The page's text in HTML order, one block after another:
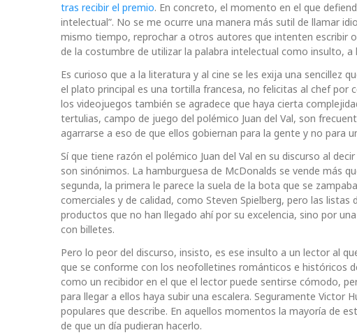
tras recibir el premio. En concreto, el momento en el que
intelectual”. No se me ocurre una manera más sutil de llamar
mismo tiempo, reprochar a otros autores que intenten escribir
de la costumbre de utilizar la palabra intelectual como insulto, a
Es curioso que a la literatura y al cine se les exija una sencillez
el plato principal es una tortilla francesa, no felicitas al chef por
los videojuegos también se agradece que haya cierta
tertulias, campo de juego del polémico Juan del Val, son
agarrarse a eso de que ellos gobiernan para la gente y no para
Sí que tiene razón el polémico Juan del Val en su discurso al
son sinónimos. La hamburguesa de McDonalds se vende más
segunda, la primera le parece la suela de la bota que se
comerciales y de calidad, como Steven Spielberg, pero las
productos que no han llegado ahí por su excelencia, sino por
con billetes.
Pero lo peor del discurso, insisto, es ese insulto a un lector al
que se conforme con los neofolletines románticos e históricos
como un recibidor en el que el lector puede sentirse cómodo,
para llegar a ellos haya subir una escalera. Seguramente Victor
populares que describe. En aquellos momentos la mayoría de
de que un día pudieran hacerlo.